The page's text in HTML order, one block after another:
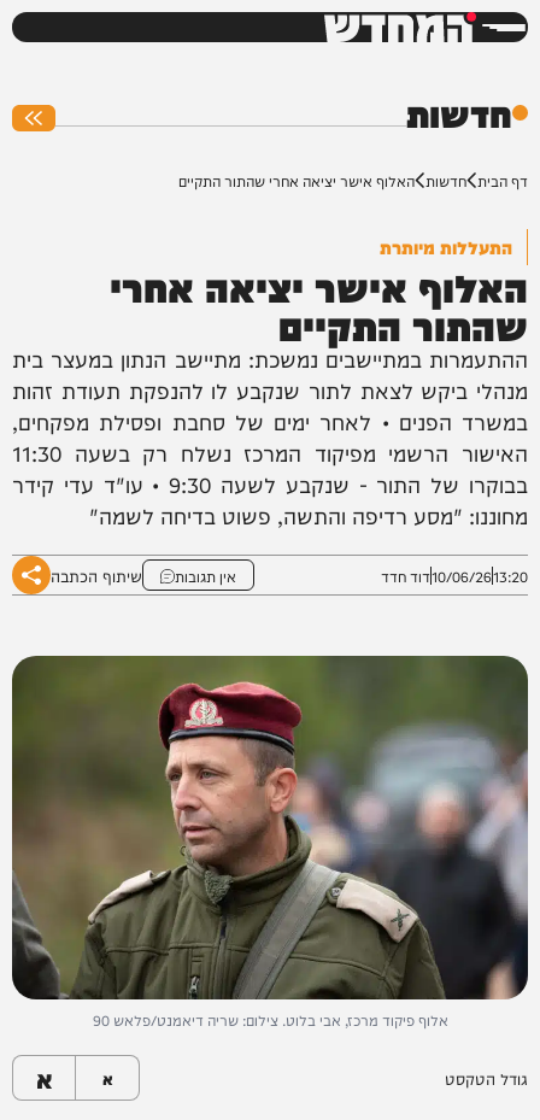
המחדש
חדשות
דף הבית חדשות האלוף אישר יציאה אחרי שהתור התקיים
התעללות מיותרת
האלוף אישר יציאה אחרי
שהתור התקיים
ההתעמרות במתיישבים נמשכת: מתיישב הנתון במעצר בית
מנהלי ביקש לצאת לתור שנקבע לו להנפקת תעודת זהות
במשרד הפנים • לאחר ימים של סחבת ופסילת מפקחים,
האישור הרשמי מפיקוד המרכז נשלח רק בשעה 11:30
בבוקרו של התור - שנקבע לשעה 9:30 • עו"ד עדי קידר
מחוננו: "מסע רדיפה והתשה, פשוט בדיחה לשמה"
13:20
10/06/26דוד חדד אין תגובות שיתוף הכתבה
אלוף פיקוד מרכז, אבי בלוט. צילום: שריה דיאמנט/פלאש 90
גודל הטקסט א א